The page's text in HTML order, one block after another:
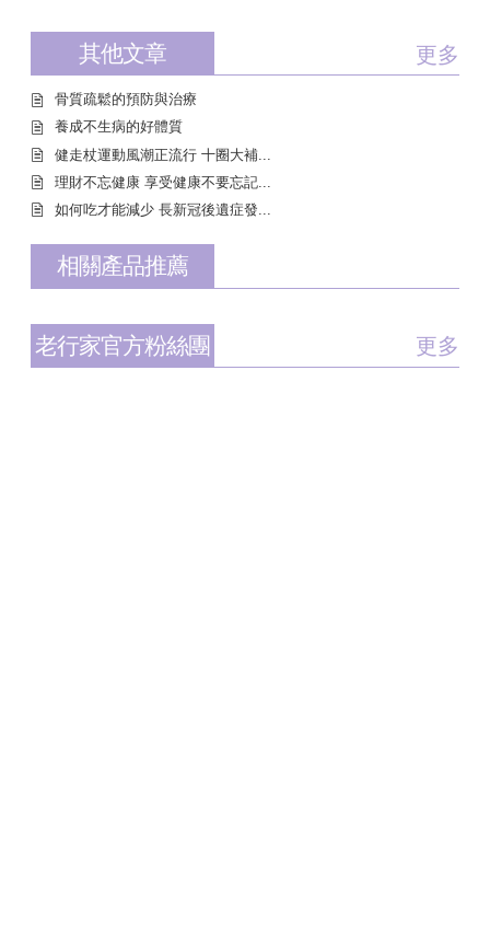
其他文章 更多
骨質疏鬆的預防與治療
養成不生病的好體質
健走杖運動風潮正流行 十圈大補...
理財不忘健康 享受健康不要忘記...
如何吃才能減少 長新冠後遺症發...
相關產品推薦
老行家官方粉絲團 更多